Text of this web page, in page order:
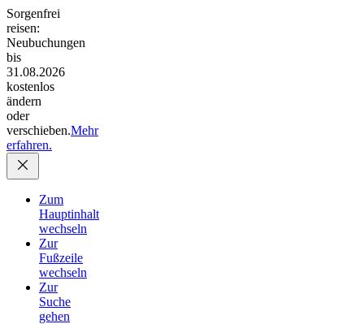
Sorgenfrei
reisen:
Neubuchungen
bis
31.08.2026
kostenlos
ändern
oder
verschieben.Mehr
erfahren.
Zum
Hauptinhalt
wechseln
Zur
Fußzeile
wechseln
Zur
Suche
gehen